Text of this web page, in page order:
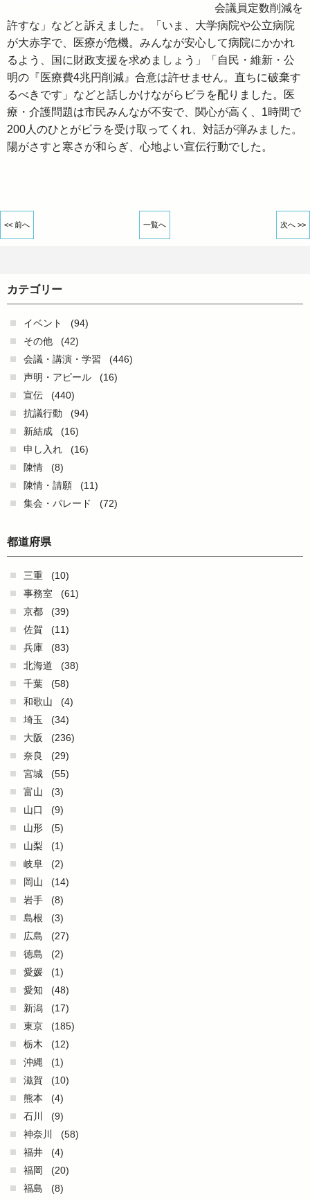
会議員定数削減を
許すな」などと訴えました。「いま、大学病院や公立病院
が大赤字で、医療が危機。みんなが安心して病院にかかれ
るよう、国に財政支援を求めましょう」「自民・維新・公
明の『医療費4兆円削減』合意は許せません。直ちに破棄す
るべきです」などと話しかけながらビラを配りました。医
療・介護問題は市民みんなが不安で、関心が高く、1時間で
200人のひとがビラを受け取ってくれ、対話が弾みました。
陽がさすと寒さが和らぎ、心地よい宣伝行動でした。
<< 前へ 一覧へ 次へ >>
カテゴリー
イベント
(94)
その他
(42)
会議・講演・学習
(446)
声明・アピール
(16)
宣伝
(440)
抗議行動
(94)
新結成
(16)
申し入れ
(16)
陳情
(8)
陳情・請願
(11)
集会・パレード
(72)
都道府県
三重
(10)
事務室
(61)
京都
(39)
佐賀
(11)
兵庫
(83)
北海道
(38)
千葉
(58)
和歌山
(4)
埼玉
(34)
大阪
(236)
奈良
(29)
宮城
(55)
富山
(3)
山口
(9)
山形
(5)
山梨
(1)
岐阜
(2)
岡山
(14)
岩手
(8)
島根
(3)
広島
(27)
徳島
(2)
愛媛
(1)
愛知
(48)
新潟
(17)
東京
(185)
栃木
(12)
沖縄
(1)
滋賀
(10)
熊本
(4)
石川
(9)
神奈川
(58)
福井
(4)
福岡
(20)
福島
(8)